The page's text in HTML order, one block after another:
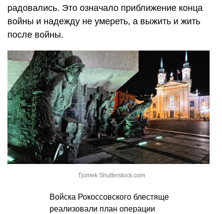
радовались. Это означало приближение конца
войны и надежду не умереть, а выжить и жить
после войны.
Tjomek Shutterstock.com
Войска Рокоссовского блестяще
реализовали план операции